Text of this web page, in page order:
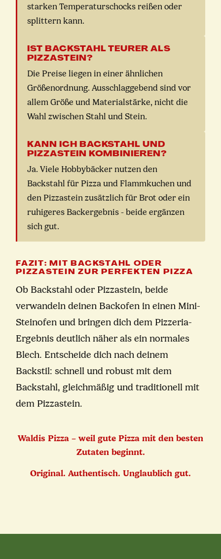
starken Temperaturschocks reißen oder
splittern kann.
IST BACKSTAHL TEURER ALS
PIZZASTEIN?
Die Preise liegen in einer ähnlichen
Größenordnung. Ausschlaggebend sind vor
allem Größe und Materialstärke, nicht die
Wahl zwischen Stahl und Stein.
KANN ICH BACKSTAHL UND
PIZZASTEIN KOMBINIEREN?
Ja. Viele Hobbybäcker nutzen den
Backstahl für Pizza und Flammkuchen und
den Pizzastein zusätzlich für Brot oder ein
ruhigeres Backergebnis - beide ergänzen
sich gut.
FAZIT: MIT BACKSTAHL ODER
PIZZASTEIN ZUR PERFEKTEN PIZZA
Ob Backstahl oder Pizzastein, beide
verwandeln deinen Backofen in einen Mini-
Steinofen und bringen dich dem Pizzeria-
Ergebnis deutlich näher als ein normales
Blech. Entscheide dich nach deinem
Backstil: schnell und robust mit dem
Backstahl, gleichmäßig und traditionell mit
dem Pizzastein.
Waldis Pizza – weil gute Pizza mit den besten
Zutaten beginnt.
Original. Authentisch. Unglaublich gut.